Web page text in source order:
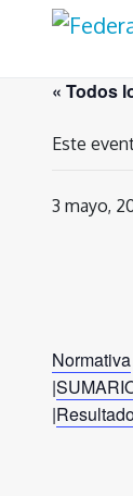
« Todos
Este
3 mayo,
Normativa
|
|